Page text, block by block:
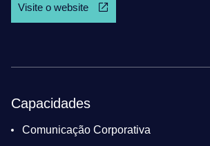
Visite o website
Capacidades
Comunicação Corporativa